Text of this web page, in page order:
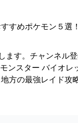
ます。チャンネル
ンスター バイオ
方の最強レイド攻